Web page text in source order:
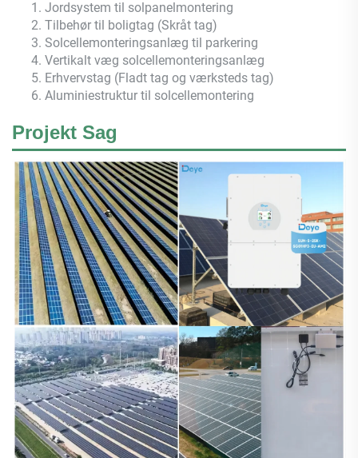
1. Jordsystem til solpanelmontering
2. Tilbehør til boligtag (Skråt tag)
3. Solcellemonteringsanlæg til parkering
4. Vertikalt væg solcellemonteringsanlæg
5. Erhvervstag (Fladt tag og værksteds tag)
6. Aluminiestruktur til solcellemontering
Projekt Sag